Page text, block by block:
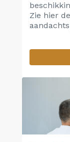
Zie hier